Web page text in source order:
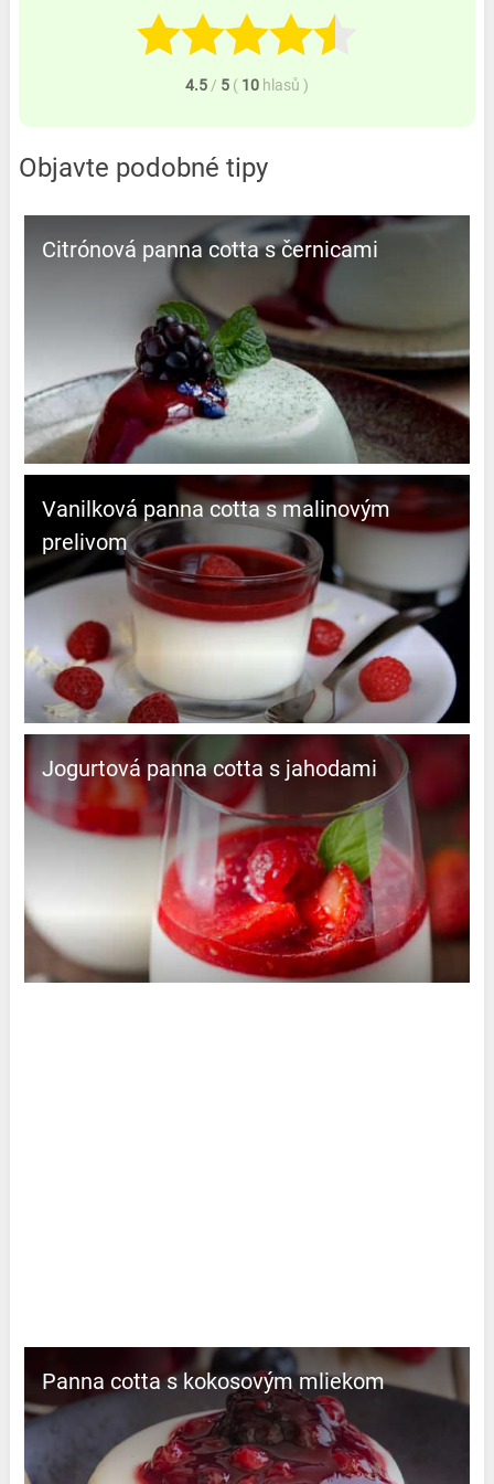
4.5 / 5 ( 10 hlasů )
Objavte podobné tipy
Citrónová panna cotta s černicami
Vanilková panna cotta s malinovým
prelivom
Jogurtová panna cotta s jahodami
Panna cotta s kokosovým mliekom